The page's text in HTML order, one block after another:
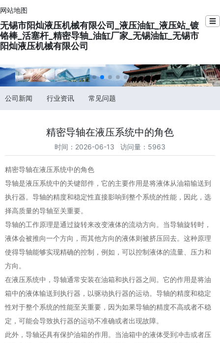
网站地图
无锡市阳灿液压机械有限公司_液压油缸_液压站_镀
铬棒_活塞杆_精密导轴_油缸厂家_无锡油缸_无锡市
阳灿液压机械有限公司
☰
公司新闻 行业资讯 常见问题
精密导轴在液压系统中的角色
时间：2026-06-13 访问量：5963
精密导轴在液压系统中的角色
导轴是液压系统中的关键部件，它的主要作用是将液体从油箱输送到
执行器。导轴的精度和稳定性直接影响到整个系统的性能，因此，选
择高质量的导轴至关重要。
导轴的工作原理是通过旋转来改变液体的流动方向。当导轴旋转时，
液体会被推向一个方向，而其他方向的液体则被挤压回去。这种原理
使得导轴能够实现精确的控制，例如，可以控制液体的流量、压力和
方向。
在液压系统中，导轴通常安装在油箱和执行器之间。它的作用是将油
箱中的液体输送到执行器，以驱动执行器的运动。导轴的精度和稳定
性对于整个系统的性能至关重要，因为如果导轴的精度不高或者不稳
定，可能会导致执行器的运动不准确或者出现故障。
此外，导轴还具有保护油箱的作用。当油箱中的液体受到冲击或者压